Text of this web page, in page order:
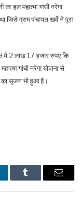
हल महात्मा गांधी नरेगा
जिसे ग्राम पंचायत खर्वे ने पूरा
में 2 लाख 17 हजार रुपए कि
गांधी नरेगा योजना से
का सृजन भी हुआ है।
Tumblr Email